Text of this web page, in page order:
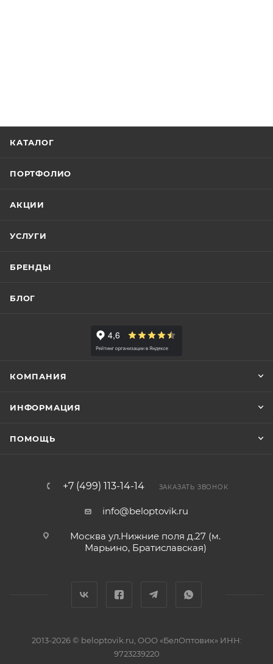
КАТАЛОГ
ПОРТФОЛИО
АКЦИИ
УСЛУГИ
БРЕНДЫ
БЛОГ
КОМПАНИЯ
ИНФОРМАЦИЯ
ПОМОЩЬ
+7 (499) 113-14-14 ЗАКАЗАТЬ ЗВОНОК
info@beloptovik.ru
Москва ул.Нижние поля д.27 (м.
Марьино, Братиславская)
2013-2026 © beloptovik.ru, ООО «БелОптовик» ИНН:
9723239220